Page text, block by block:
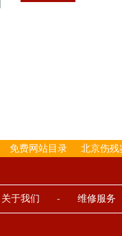
下来的，机内已经存有
免费网站目录 北京伤残
关于我们 - 维修服务